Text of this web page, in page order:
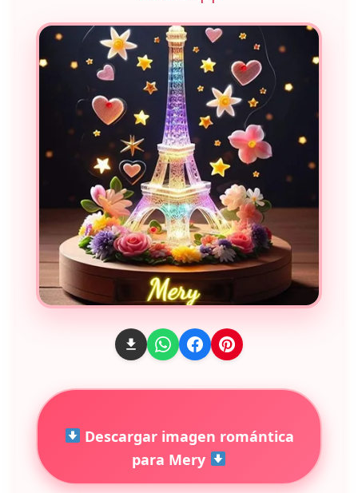
Descargar imagen romántica
para Mery